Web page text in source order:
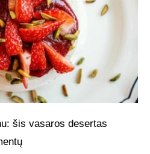
šis vasaros desertas